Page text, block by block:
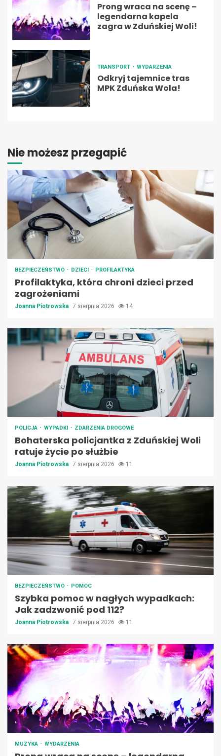
Prong wraca na scenę –
legendarna kapela
zagra w Zduńskiej Woli!
TRANSPORT WYDARZENIA
Odkryj tajemnice tras
MPK Zduńska Wola!
Nie możesz przegapić
BEZPIECZEŃSTWO DZIECI PROFILAKTYKA
Profilaktyka, która chroni dzieci przed
zagrożeniami
Joanna Piotrowska 7 sierpnia 2026 14
POLICJA WYPADKI ZDARZENIA DROGOWE
Bohaterska policjantka z Zduńskiej Woli
ratuje życie po służbie
Joanna Piotrowska 7 sierpnia 2026 11
BEZPIECZEŃSTWO POMOC
Szybka pomoc w nagłych wypadkach:
Jak zadzwonić pod 112?
Joanna Piotrowska 7 sierpnia 2026 11
MUZYKA WYDARZENIA